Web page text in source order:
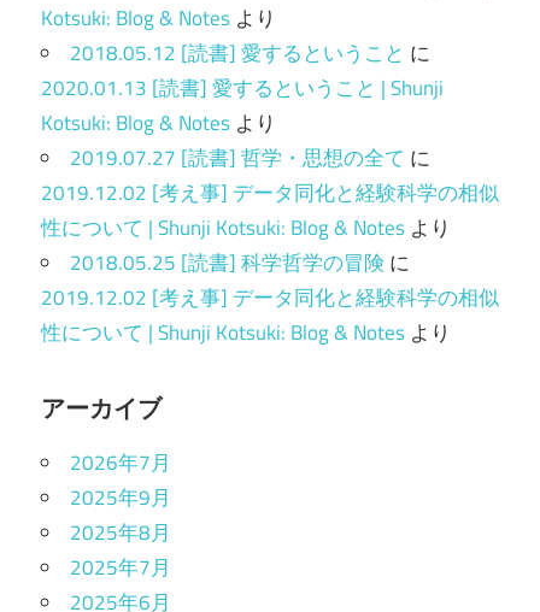
Kotsuki: Blog & Notes より
2018.05.12 [読書] 愛するということ に
2020.01.13 [読書] 愛するということ | Shunji
Kotsuki: Blog & Notes より
2019.07.27 [読書] 哲学・思想の全て に
2019.12.02 [考え事] データ同化と経験科学の相似
性について | Shunji Kotsuki: Blog & Notes より
2018.05.25 [読書] 科学哲学の冒険 に
2019.12.02 [考え事] データ同化と経験科学の相似
性について | Shunji Kotsuki: Blog & Notes より
アーカイブ
2026年7月
2025年9月
2025年8月
2025年7月
2025年6月